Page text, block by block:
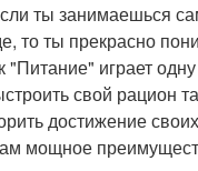
ты занимаешься
то ты прекрасно
"Питание" играет
свой рацион
достижение
мощное